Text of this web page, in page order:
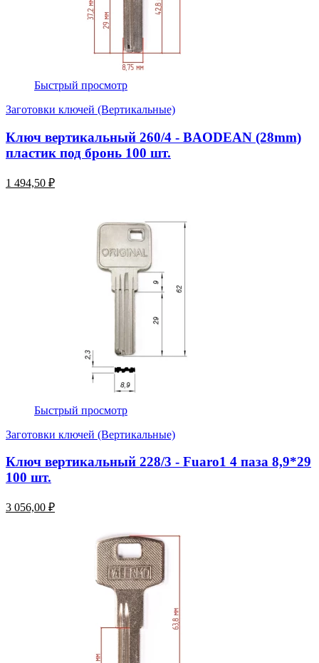
Быстрый просмотр
Заготовки ключей (Вертикальные)
Ключ вертикальный 260/4 - BAODEAN (28mm)
пластик под бронь 100 шт.
1 494,50 ₽
Быстрый просмотр
Заготовки ключей (Вертикальные)
Ключ вертикальный 228/3 - Fuaro1 4 паза 8,9*29
100 шт.
3 056,00 ₽